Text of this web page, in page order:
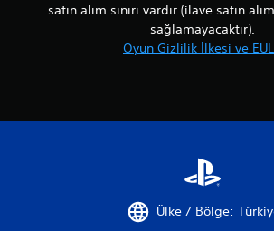
satın alım sınırı vardır (ilave satın
sağlamayacaktır).
Oyun Gizlilik İlkesi ve
Ülke / Bölge: